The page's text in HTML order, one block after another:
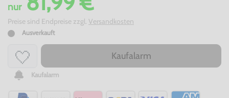
nur
Preise sind Endpreise zzgl. Versandkosten
Ausverkauft
Kaufalarm
Kaufalarm